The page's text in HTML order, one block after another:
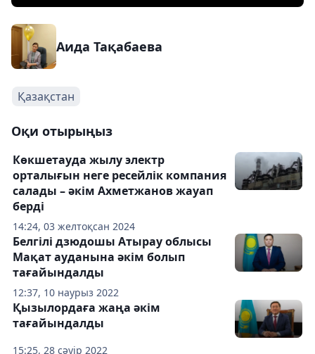
Аида Тақабаева
Қазақстан
Оқи отырыңыз
14:24, 03 желтоқсан 2024
Көкшетауда жылу электр
орталығын неге ресейлік компания
салады – әкім Ахметжанов жауап
берді
12:37, 10 наурыз 2022
Белгілі дзюдошы Атырау облысы
Мақат ауданына әкім болып
тағайындалды
15:25, 28 сәуір 2022
Қызылордаға жаңа әкім
тағайындалды